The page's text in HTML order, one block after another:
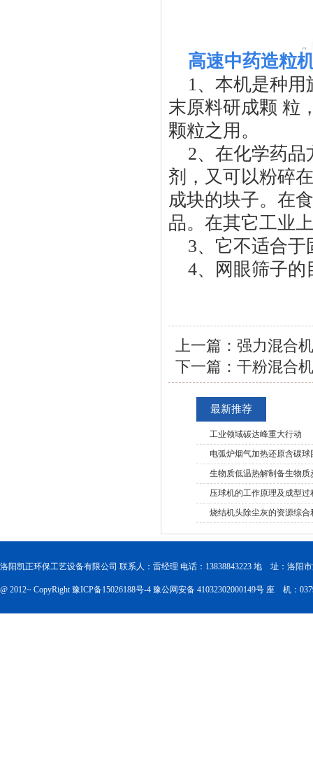
高速中药造粒
1、本机是种
末原料研成颗 粒
颗粒之用。
2、在化学药
剂，又可以粉碎
成块的块子。在
品。在其它工业
3、它不适合
4、网眼筛子
上一篇： 强力混合
下一篇： 干粉混合
最新推荐
工业领域碳达峰重大行动
电弧炉烟气加热还原含碳球
生物质低温热解制备生物质
压球机的工作原理及成型过
烧结机头除尘灰的资源综合
洛阳凯正环保工艺设备有限公司 联系人：雷经理 电话：13838843223 地 址：洛阳
@ 2012~ CopyRight豫ICP备15026188号-4 豫公网安备 41032302000149号 座 机：